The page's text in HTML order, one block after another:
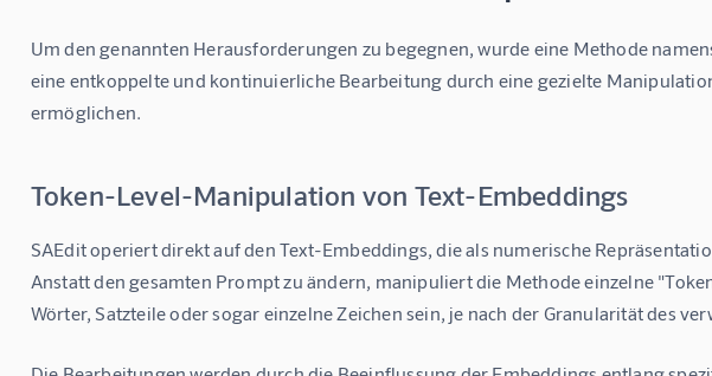
Um den genannten Herausforderungen zu begegnen, wurde eine Methode
eine entkoppelte und kontinuierliche Bearbeitung durch eine gezielte
ermöglichen.
Token-Level-Manipulation von Text-Embeddings
SAEdit operiert direkt auf den Text-Embeddings, die als numerische
Anstatt den gesamten Prompt zu ändern, manipuliert die Methode einzelne
Wörter, Satzteile oder sogar einzelne Zeichen sein, je nach der Granularität des